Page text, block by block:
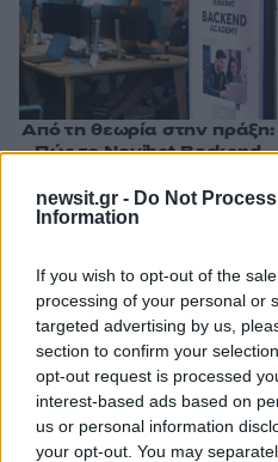
newsit.gr - Do Not
Information
If you wish to opt-out of the
processing of your personal or
targeted advertising by us,
section to confirm your
opt-out request is processed
interest-based ads based on
us or personal information
your opt-out. You may
1 Σχόλια
Είναι σίγουρο
Οτι οι Ιρανοί έχουν
πάντα που αφορούν την
Από τη θεωρία στην πράξη:
Πώς το Novibet Backend
γενιά engineers